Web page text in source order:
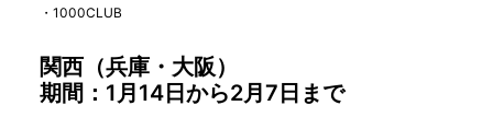
・ 1000CLUB
関西（兵庫・大阪）
期間： 1月 14 日から2月 7 日まで